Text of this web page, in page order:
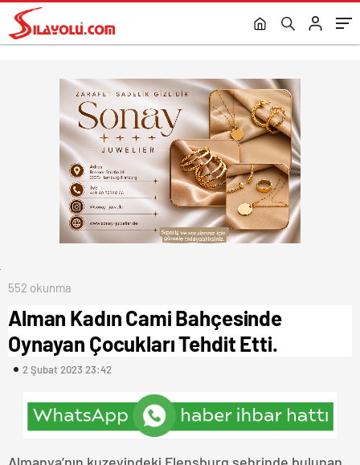
552 okunma
Alman Kadın Cami Bahçesinde
Oynayan Çocukları Tehdit Etti.
2 Şubat 2023 23:42